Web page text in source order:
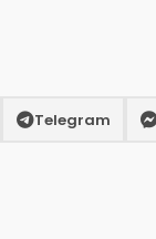
Telegram